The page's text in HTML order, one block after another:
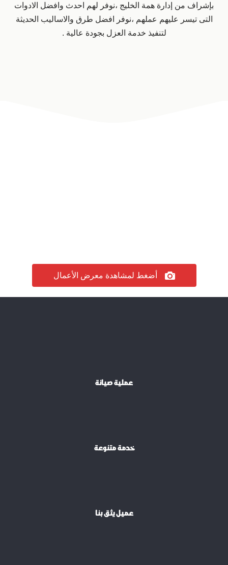
بإشراف من إدارة همة الخليج ،نوفر لهم احدث وافضل الادوات
التى تيسر عليهم عملهم ،نوفر افضل طرق والاساليب الحديثة
لتنفيذ خدمة العزل بجودة عالية .
 أضغط لمشاهدة معرض الأعمال
عملية صيانة
خدمة متنوعة
عميل يثق بنا